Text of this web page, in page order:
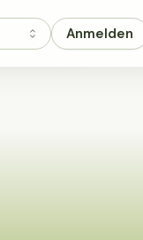
Anmelden